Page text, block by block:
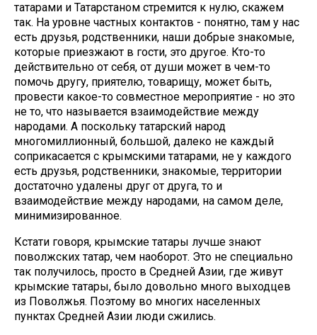
татарами и Татарстаном стремится к нулю, скажем
так. На уровне частных контактов - понятно, там у нас
есть друзья, родственники, наши добрые знакомые,
которые приезжают в гости, это другое. Кто-то
действительно от себя, от души может в чем-то
помочь другу, приятелю, товарищу, может быть,
провести какое-то совместное мероприятие - но это
не то, что называется взаимодействие между
народами. А поскольку татарский народ
многомиллионный, большой, далеко не каждый
соприкасается с крымскими татарами, не у каждого
есть друзья, родственники, знакомые, территории
достаточно удалены друг от друга, то и
взаимодействие между народами, на самом деле,
минимизированное.
Кстати говоря, крымские татары лучше знают
поволжских татар, чем наоборот. Это не специально
так получилось, просто в Средней Азии, где живут
крымские татары, было довольно много выходцев
из Поволжья. Поэтому во многих населенных
пунктах Средней Азии люди сжились.